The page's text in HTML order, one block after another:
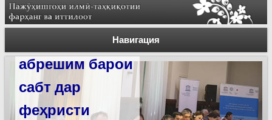
Навигация
Силсилаи
ёдгориҳои роҳи
абрешим барои
сабт дар
феҳристи